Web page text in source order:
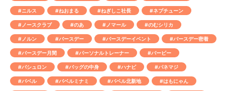
#ニルス #ねおまる #ねぎしこ社長 #ネプチューン
#ノースクラブ #のあ #ノマール #のむシリカ
#ノルン #バースデー #バースデーイベント #バースデー密着
#バースデー月間 #パーソナルトレーナー #バービー
#バシュロン #バッグの中身 #ハナビ #パネマジ
#バベル #バベルミナミ #バベル北新地 #はもにゃん